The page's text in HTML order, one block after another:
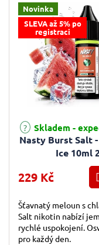
Novinka
SLEVA až 5% po
registraci
Nasty Burst Salt
Ice 10ml
Skladem -
229 Kč
Šťavnatý meloun s
Salt nikotin nabízí
rychlé uspokojení.
pro každý den.